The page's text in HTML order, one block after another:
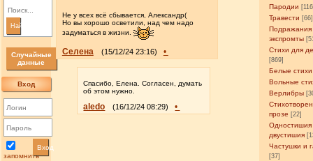
Найти
Случайные
данные
Вход
запомнить
Вход
Пародии
Травести [66]
Подражания
экспромты
Стихи для
[869]
Белые стихи
Вольные
Верлибры
прозе [22]
Одностишия
двустишия
Частушки и
[37]
Не у всех всё сбывается, Александр(
Но вы хорошо осветили, над чем надо
задуматься в жизни.
Селена (15/12/24 23:16) •
Спасибо, Елена. Согласен, думать
об этом нужно.
aledo (16/12/24 08:29) •